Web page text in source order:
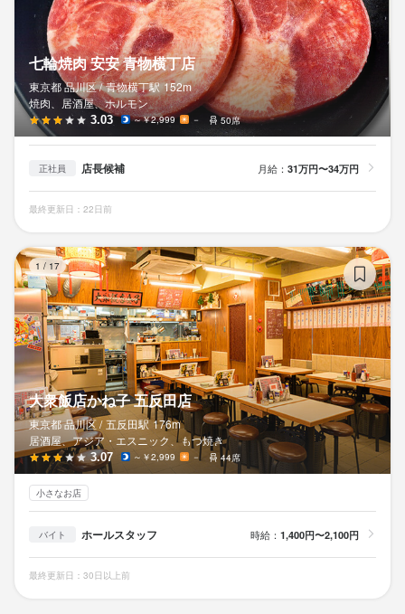
七輪焼肉 安安 青物横丁店
東京都 品川区 / 青物横丁駅 152m
焼肉、居酒屋、ホルモン
3.03 ～￥2,999 － 50席
正社員 店長候補 月給： 31万円〜34万円
最終更新日：22日前
1 / 17
大衆飯店かね子 五反田店
東京都 品川区 / 五反田駅 176m
居酒屋、アジア・エスニック、もつ焼き
3.07 ～￥2,999 － 44席
小さなお店
バイト ホールスタッフ 時給： 1,400円〜2,100円
最終更新日：30日以上前